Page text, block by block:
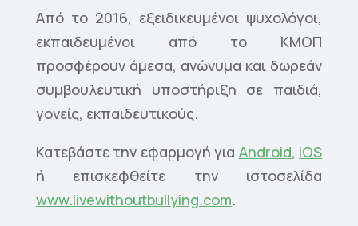
Από το 2016, εξειδικευμένοι ψυχολόγοι,
εκπαιδευμένοι από το ΚΜΟΠ
προσφέρουν άμεσα, ανώνυμα και δωρεάν
συμβουλευτική υποστήριξη σε παιδιά,
γονείς, εκπαιδευτικούς.
Κατεβάστε την εφαρμογή για Android, iOS
ή επισκεφθείτε την ιστοσελίδα
www.livewithoutbullying.com.